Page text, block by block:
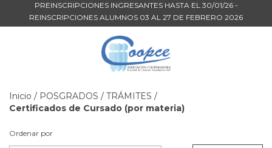
PREINSCRIPCIONES INGRESANTES HASTA EL 30/01/26 -
REINSCRIPCIONES ALUMNOS 03 AL 27 DE FEBRERO 2026
Inicio / POSGRADOS / TRÁMITES /
Certificados de Cursado (por materia)
Ordenar por